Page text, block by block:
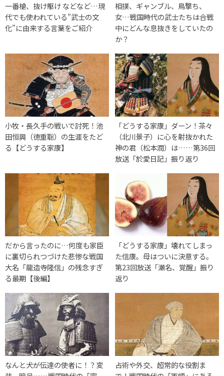
一番槍、抜け駆け などなど…現
代でも使われている”武士の文
化”に由来する言葉をご紹介
相撲、ギャンブル、鳥撃ち、
女…戦国時代の武士たちは合戦
中にどんな息抜きをしていたの
か？
小牧・長久手の戦いで討死！池
田恒興（徳重聡）の生涯をたど
る【どうする家康】
「どうする家康」ダーン！茶々
（北川景子）に心を射抜かれた
神の君（松本潤）は……第36回
放送「於愛日記」振り返り
だから言ったのに…何度も家臣
に裏切られつづけた悲惨な戦国
大名「龍造寺隆信」の残念すぎ
る最期【後編】
「どうする家康」壊れてしまっ
た信康。母はついに決意する。
第23回放送「瀬名、覚醒」振り
返り
なんと犬が伝達の使者に！？変
占術や外交、超常的な役割ま